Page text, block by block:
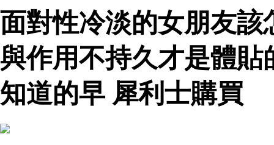
面對性冷淡的女朋友
與作用不持久才是體
知道的早 犀利士購買